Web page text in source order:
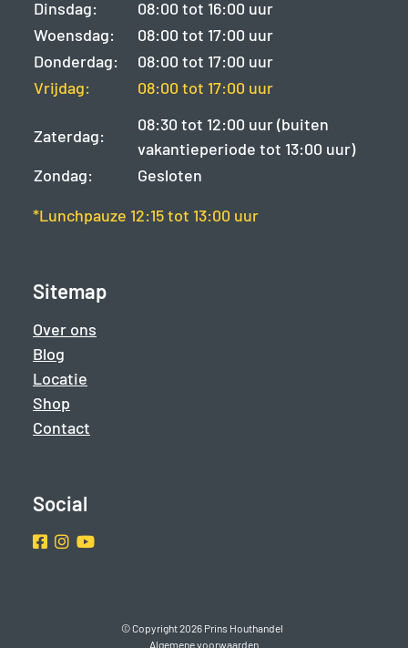
Dinsdag:
08:00 tot 16:00 uur
Woensdag:
08:00 tot 17:00 uur
Donderdag:
08:00 tot 17:00 uur
Vrijdag:
08:00 tot 17:00 uur
Zaterdag:
08:30 tot 12:00 uur (buiten
vakantieperiode tot 13:00 uur)
Zondag:
Gesloten
*Lunchpauze 12:15 tot 13:00 uur
Sitemap
Over ons
Blog
Locatie
Shop
Contact
Social
Facebook
Instragram
Youtube
© Copyright 2026 Prins Houthandel
Algemene voorwaarden